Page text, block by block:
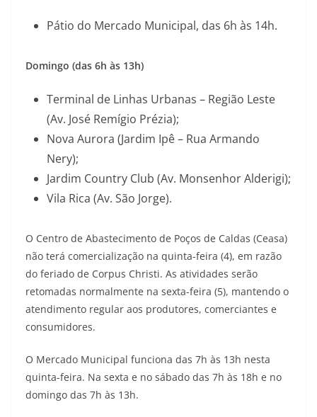
Pátio do Mercado Municipal, das 6h às 14h.
Domingo (das 6h às 13h)
Terminal de Linhas Urbanas – Região Leste
(Av. José Remígio Prézia);
Nova Aurora (Jardim Ipê – Rua Armando
Nery);
Jardim Country Club (Av. Monsenhor Alderigi);
Vila Rica (Av. São Jorge).
O Centro de Abastecimento de Poços de Caldas (Ceasa)
não terá comercialização na quinta-feira (4), em razão
do feriado de Corpus Christi. As atividades serão
retomadas normalmente na sexta-feira (5), mantendo o
atendimento regular aos produtores, comerciantes e
consumidores.
O Mercado Municipal funciona das 7h às 13h nesta
quinta-feira. Na sexta e no sábado das 7h às 18h e no
domingo das 7h às 13h.